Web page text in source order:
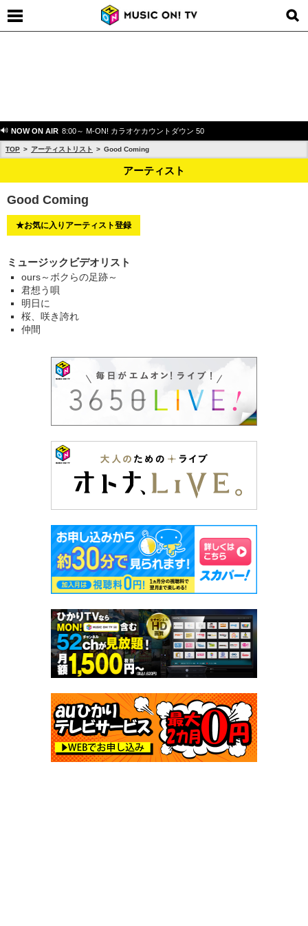
NOW ON AIR 8:00～ M-ON! カラオケカウントダウン 50
TOP アーティストリスト Good Coming
アーティスト
Good Coming
★お気に入りアーティスト登録
ミュージックビデオリスト
ours～ボクらの足跡～
君想う唄
明日に
桜、咲き誇れ
仲間